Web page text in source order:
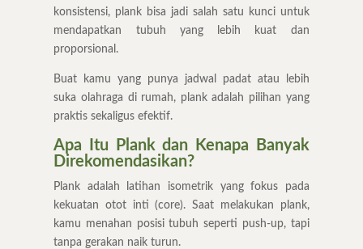
konsistensi, plank bisa jadi salah satu kunci untuk
mendapatkan tubuh yang lebih kuat dan
proporsional.
Buat kamu yang punya jadwal padat atau lebih
suka olahraga di rumah, plank adalah pilihan yang
praktis sekaligus efektif.
Apa Itu Plank dan Kenapa Banyak
Direkomendasikan?
Plank adalah latihan isometrik yang fokus pada
kekuatan otot inti (core). Saat melakukan plank,
kamu menahan posisi tubuh seperti push-up, tapi
tanpa gerakan naik turun.